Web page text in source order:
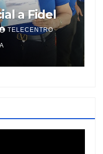
Estrategias de
Municipal en sus
territorios
5 DE AGOSTO DE 2026
PROVINCIAL CIEGO DE ÁVILA